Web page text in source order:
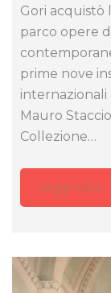
Gori acquistò
parco opere
prime nove
internazionali
Mauro
Collezione…
Leggi tutto